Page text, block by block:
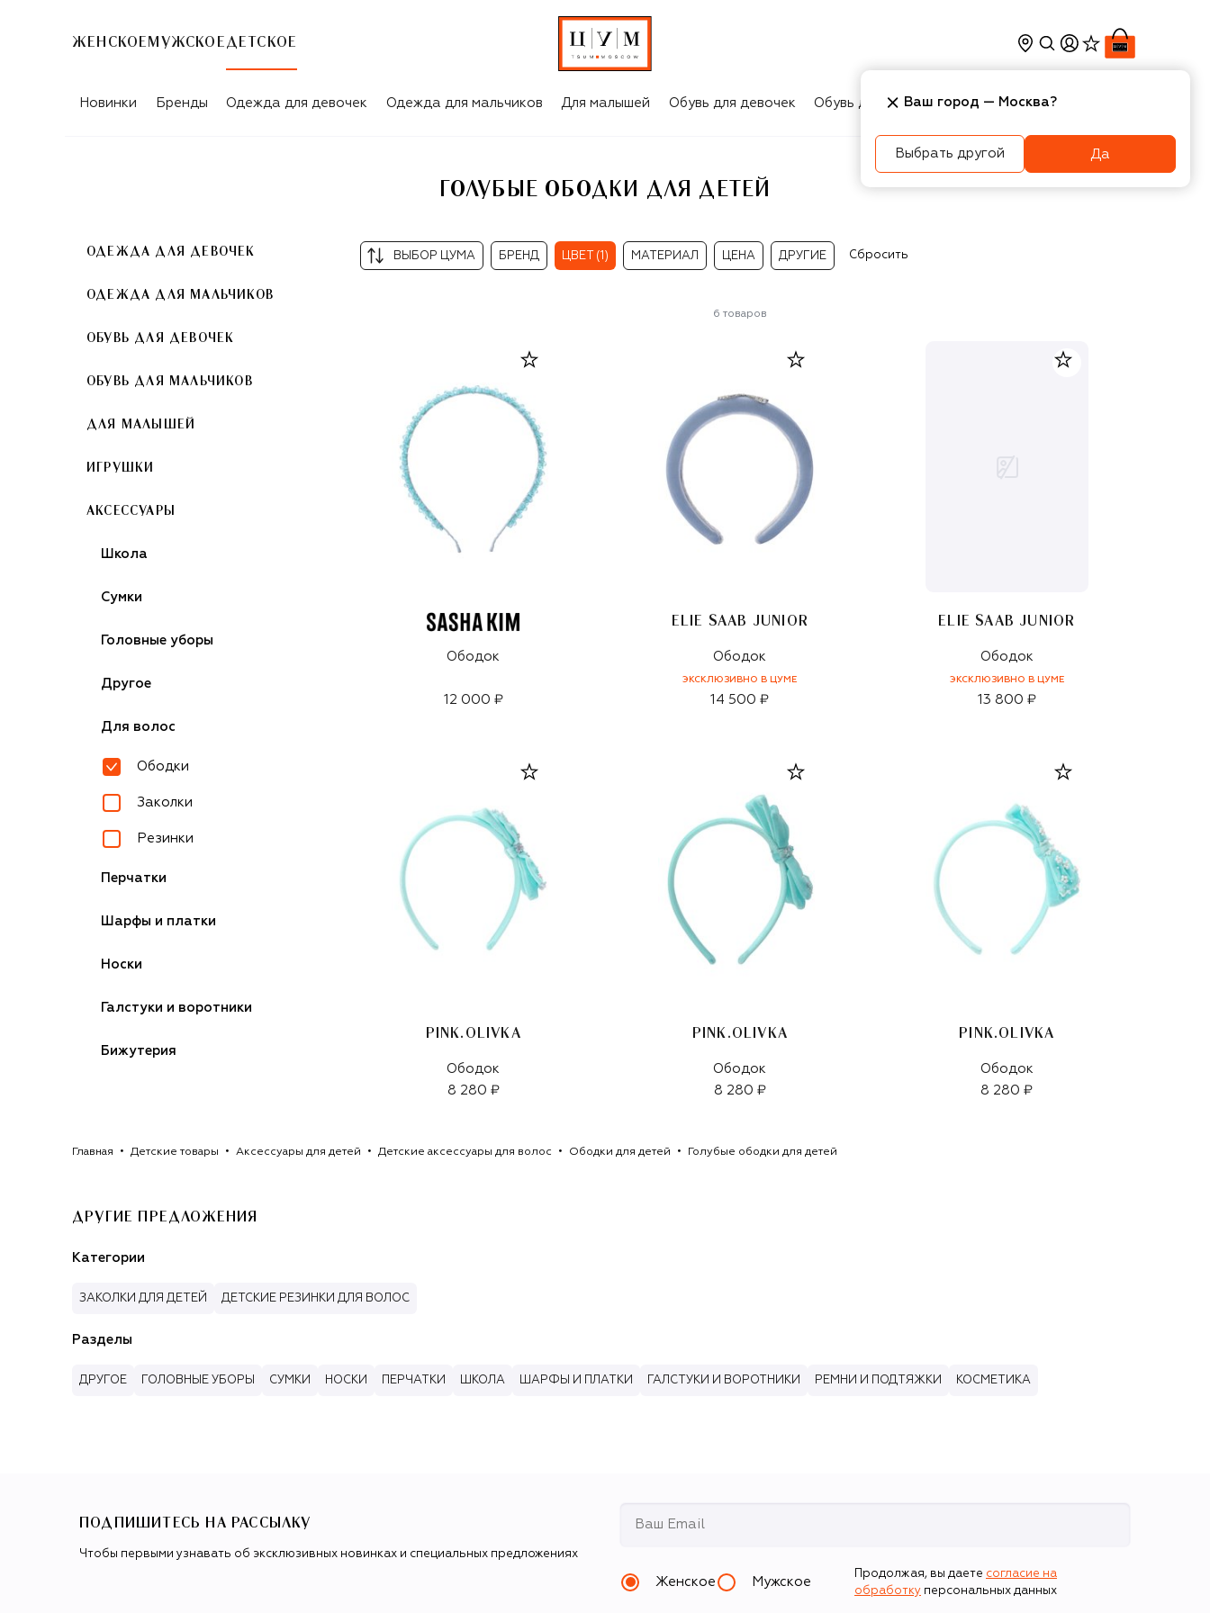
ЖЕНСКОЕ МУЖСКОЕ ДЕТСКОЕ
ГОЛУБЫЕ ОБОДКИ ДЛЯ ДЕТЕЙ
Новинки Бренды Одежда для девочек Одежда для мальчиков Для малышей Обувь для девочек Обувь для мальчиков Игрушки Аксесcуары
ГОЛУБЫЕ ОБОДКИ ДЛЯ ДЕТЕЙ
ОДЕЖДА ДЛЯ ДЕВОЧЕК
ОДЕЖДА ДЛЯ МАЛЬЧИКОВ
ОБУВЬ ДЛЯ ДЕВОЧЕК
ОБУВЬ ДЛЯ МАЛЬЧИКОВ
ДЛЯ МАЛЫШЕЙ
ИГРУШКИ
АКСЕССУАРЫ
Школа
Сумки
Головные уборы
Другое
Для волос
Ободки
Заколки
Резинки
Перчатки
Шарфы и платки
Носки
Галстуки и воротники
Бижутерия
ВЫБОР ЦУМА БРЕНД ЦВЕТ (1) МАТЕРИАЛ ЦЕНА ДРУГИЕ Сбросить
6 товаров
Ободок
12 000 ₽
ELIE SAAB JUNIOR
Ободок
ЭКСКЛЮЗИВНО В ЦУМЕ
14 500 ₽
ELIE SAAB JUNIOR
Ободок
ЭКСКЛЮЗИВНО В ЦУМЕ
13 800 ₽
PINK.OLIVKA
Ободок
8 280 ₽
PINK.OLIVKA
Ободок
8 280 ₽
PINK.OLIVKA
Ободок
8 280 ₽
Главная Детские товары Аксессуары для детей Детские аксессуары для волос Ободки для детей Голубые ободки для детей
ДРУГИЕ ПРЕДЛОЖЕНИЯ
Категории
ЗАКОЛКИ ДЛЯ ДЕТЕЙ ДЕТСКИЕ РЕЗИНКИ ДЛЯ ВОЛОС
Разделы
ДРУГОЕ ГОЛОВНЫЕ УБОРЫ СУМКИ НОСКИ ПЕРЧАТКИ ШКОЛА ШАРФЫ И ПЛАТКИ ГАЛСТУКИ И ВОРОТНИКИ РЕМНИ И ПОДТЯЖКИ КОСМЕТИКА
ПОДПИШИТЕСЬ НА РАССЫЛКУ
Чтобы первыми узнавать об эксклюзивных новинках и специальных предложениях
Женское Мужское
Продолжая, вы даете согласие на
обработку персональных данных
Ваш город — Москва?
Выбрать другой Да